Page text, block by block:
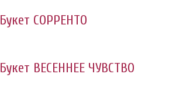
Букет СОРРЕНТО
Букет ВЕСЕННЕЕ ЧУВСТВО